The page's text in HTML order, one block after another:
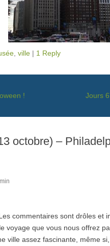
ville | 1 Reply
! Jours
octobre) –
commentaires sont drôles et
voyage que vous nous offrez
ville assez fascinante, même